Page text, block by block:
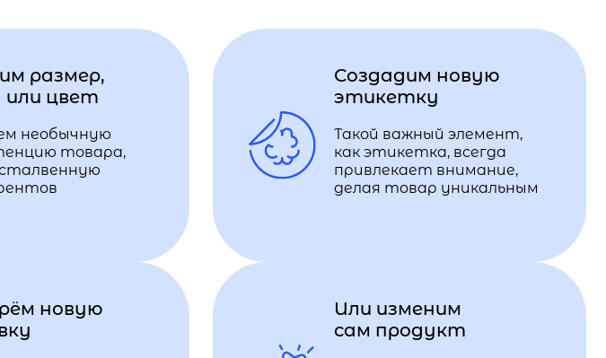
размер,
или цвет
необычную
товара,
Создадим новую
этикетку
Такой важный элемент,
как этикетка, всегда
привлекает внимание,
делая товар уникальным
новую
Или изменим
сам продукт